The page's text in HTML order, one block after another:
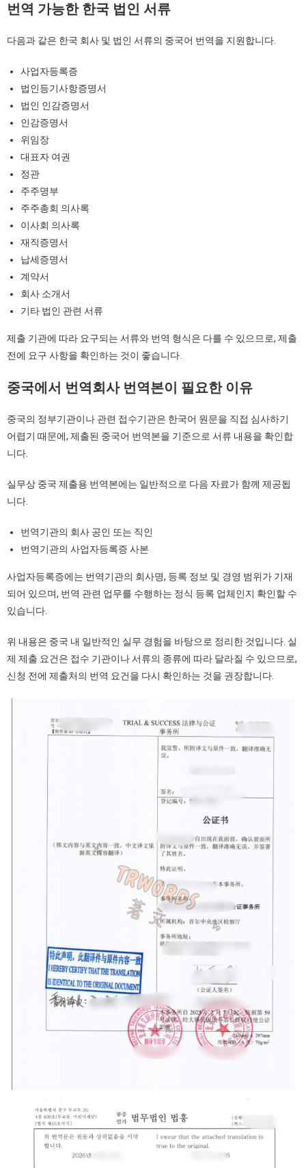
번역 가능한 한국 법인 서류
다음과 같은 한국 회사 및 법인 서류의 중국어 번역을 지원합니다.
사업자등록증
법인등기사항증명서
법인 인감증명서
인감증명서
위임장
대표자 여권
정관
주주명부
주주총회 의사록
이사회 의사록
재직증명서
납세증명서
계약서
회사 소개서
기타 법인 관련 서류
제출 기관에 따라 요구되는 서류와 번역 형식은 다를 수 있으므로, 제출
전에 요구 사항을 확인하는 것이 좋습니다.
중국에서 번역회사 번역본이 필요한 이유
중국의 정부기관이나 관련 접수기관은 한국어 원문을 직접 심사하기
어렵기 때문에, 제출된 중국어 번역본을 기준으로 서류 내용을 확인합
니다.
실무상 중국 제출용 번역본에는 일반적으로 다음 자료가 함께 제공됩
니다.
번역기관의 회사 공인 또는 직인
번역기관의 사업자등록증 사본
사업자등록증에는 번역기관의 회사명, 등록 정보 및 경영 범위가 기재
되어 있으며, 번역 관련 업무를 수행하는 정식 등록 업체인지 확인할 수
있습니다.
위 내용은 중국 내 일반적인 실무 경험을 바탕으로 정리한 것입니다. 실
제 제출 요건은 접수 기관이나 서류의 종류에 따라 달라질 수 있으므로,
신청 전에 제출처의 번역 요건을 다시 확인하는 것을 권장합니다.